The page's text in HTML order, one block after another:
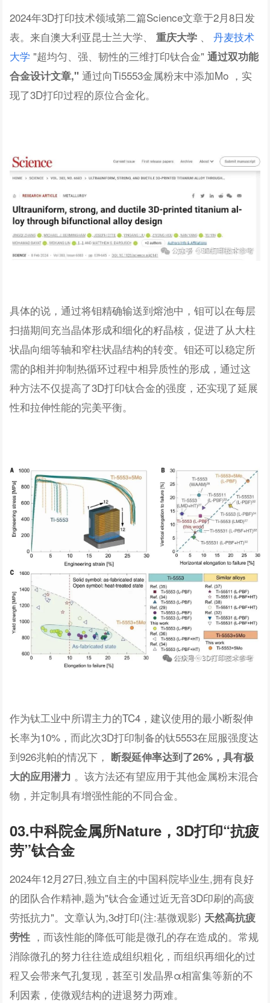
2024年3D打印技术领域第二篇Science文章于2月8日发
表。来自澳大利亚昆士兰大学、
重庆大学 、
丹麦技术
大学 "超均匀、强、韧性的三维打印钛合金" 通过双功能
合金设计文章," 通过向Ti5553金属粉末中添加Mo ，实
现了3D打印过程的原位合金化。
具体的说，通过将钼精确输送到熔池中，钼可以在每层
扫描期间充当晶体形成和细化的籽晶核，促进了从大柱
状晶向细等轴和窄柱状晶结构的转变。钼还可以稳定所
需的β相并抑制热循环过程中相异质性的形成，通过这
种方法不仅提高了3D打印钛合金的强度，还实现了延展
性和拉伸性能的完美平衡。
作为钛工业中所谓主力的TC4，建议使用的最小断裂伸
长率为10%，而此次3D打印制备的钛5553在屈服强度达
到926兆帕的情况下， 断裂延伸率达到了26%，具有极
大的应用潜力 。该方法还有望应用于其他金属粉末混合
物，并定制具有增强性能的不同合金。
03.中科院金属所Nature，3D打印“抗疲
劳”钛合金
2024年12月27日,独立自主的中国科院毕业生,拥有良好
的团队合作精神,题为"钛合金通过近无音3D印刷的高疲
劳抵抗力"。文章认为,3d打印(注:基微观影) 天然高抗疲
劳性 ，而该性能的降低可能是微孔的存在造成的。常规
消除微孔的努力往往造成组织粗化，而组织再细化的过
程又会带来气孔复现，甚至引发晶界α相富集等新的不
利因素，使微观结构的进退努力两难。